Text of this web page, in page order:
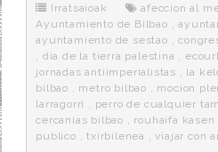
o
k
r
e
r
a
Irratsaioak afeccion al
Ayuntamiento de Bilbao ,
ayuntamiento de sestao ,
, dia de la tierra palestina ,
jornadas antiimperialistas , la
bilbao , metro bilbao , mocion
larragorri , perro de cualquier
cercanias bilbao , rouhaifa kasen
publico ,txirbilenea ,viajar con